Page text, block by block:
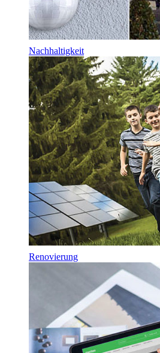
Nachhaltigkeit
Renovierung